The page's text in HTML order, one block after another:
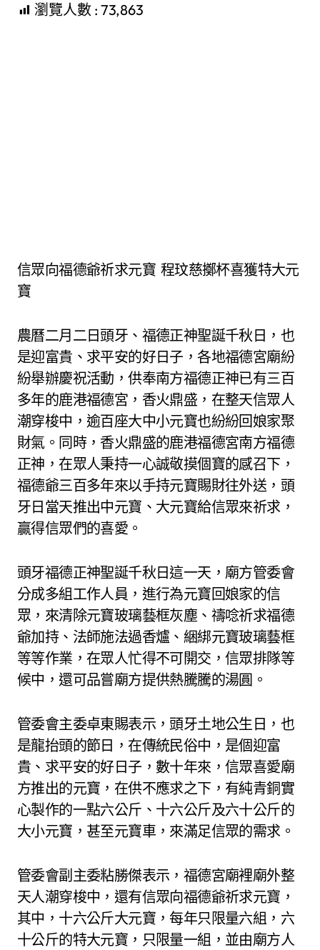
瀏覽人數 : 73,863
信眾向福德爺祈求元寶 程玟慈擲杯喜獲特大元
寶
農曆二月二日頭牙、福德正神聖誕千秋日，也
是迎富貴、求平安的好日子，各地福德宮廟紛
紛舉辦慶祝活動，供奉南方福德正神已有三百
多年的鹿港福德宮，香火鼎盛，在整天信眾人
潮穿梭中，逾百座大中小元寶也紛紛回娘家聚
財氣。同時，香火鼎盛的鹿港福德宮南方福德
正神，在眾人秉持一心誠敬摸個寶的感召下，
福德爺三百多年來以手持元寶賜財往外送，頭
牙日當天推出中元寶、大元寶給信眾來祈求，
贏得信眾們的喜愛。
頭牙福德正神聖誕千秋日這一天，廟方管委會
分成多組工作人員，進行為元寶回娘家的信
眾，來清除元寶玻璃藝框灰塵、禱唸祈求福德
爺加持、法師施法過香爐、綑綁元寶玻璃藝框
等等作業，在眾人忙得不可開交，信眾排隊等
候中，還可品嘗廟方提供熱騰騰的湯圓。
管委會主委卓東賜表示，頭牙土地公生日，也
是龍抬頭的節日，在傳統民俗中，是個迎富
貴、求平安的好日子，數十年來，信眾喜愛廟
方推出的元寶，在供不應求之下，有純青銅實
心製作的一點六公斤、十六公斤及六十公斤的
大小元寶，甚至元寶車，來滿足信眾的需求。
管委會副主委粘勝傑表示，福德宮廟裡廟外整
天人潮穿梭中，還有信眾向福德爺祈求元寶，
其中，十六公斤大元寶，每年只限量六組，六
十公斤的特大元寶，只限量一組，並由廟方人